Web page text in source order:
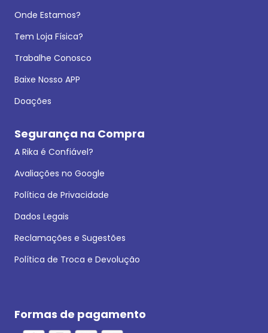
Onde Estamos?
Tem Loja Física?
Trabalhe Conosco
Baixe Nosso APP
Doações
Segurança na Compra
A Rika é Confiável?
Avaliações no Google
Política de Privacidade
Dados Legais
Reclamações e Sugestões
Política de Troca e Devolução
Formas de pagamento